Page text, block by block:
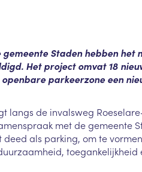
gemeente Staden hebben
Het project omvat 18
parkeerzone een
langs de invalsweg
met de gemeente
deed als parking, om te
toegankelijkheid